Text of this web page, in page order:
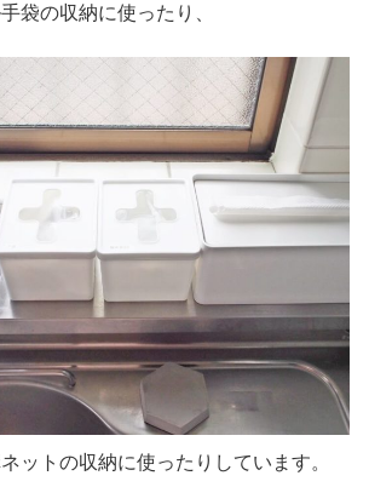
袋の収納に使ったり、
ットの収納に使ったりしています。